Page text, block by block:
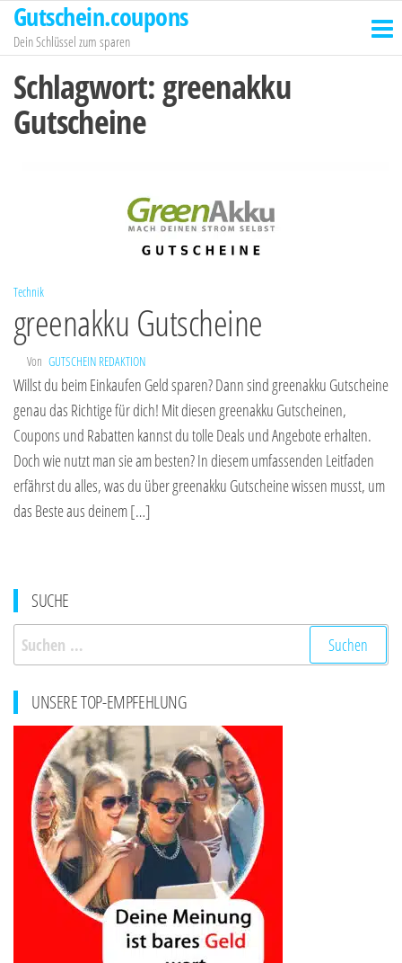
Zum
Inhalt
springen
Gutschein.coupons
Dein Schlüssel zum sparen
Schlagwort: greenakku
Gutscheine
Technik
greenakku Gutscheine
Von GUTSCHEIN REDAKTION
Willst du beim Einkaufen Geld sparen? Dann sind greenakku Gutscheine
genau das Richtige für dich! Mit diesen greenakku Gutscheinen,
Coupons und Rabatten kannst du tolle Deals und Angebote erhalten.
Doch wie nutzt man sie am besten? In diesem umfassenden Leitfaden
erfährst du alles, was du über greenakku Gutscheine wissen musst, um
das Beste aus deinem […]
SUCHE
Suchen
nach:
UNSERE TOP-EMPFEHLUNG